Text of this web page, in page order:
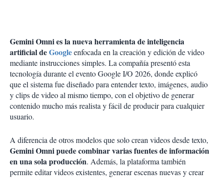
Gemini Omni es la nueva herramienta de inteligencia
artificial deGoogleenfocada en la creación y edición de video
mediante instrucciones simples. La compañía presentó esta
tecnología durante el evento Google I/O 2026, donde explicó
que el sistema fue diseñado para entender texto, imágenes, audio
y clips de video al mismo tiempo, con el objetivo de generar
contenido mucho más realista y fácil de producir para cualquier
usuario.
A diferencia de otros modelos que solo crean videos desde texto,
Gemini Omni puede combinar varias fuentes de información
en una sola producción. Además, la plataforma también
permite editar videos existentes, generar escenas nuevas y crear